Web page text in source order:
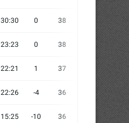
30:30 0 38
23:23 0 38 11
22:21 1 37 10
22:26 -4 36 11
15:25 -10 36